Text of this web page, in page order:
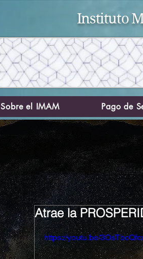
Instituto
Sobre el IMAM Pago de
Atrae la
https://youtu.be/